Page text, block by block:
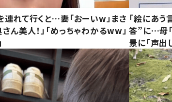
れて行くと…妻「おーいw」まさ
ん美人！」「めっちゃわかるww」
「絵にあ
答”に…母
景に「声出